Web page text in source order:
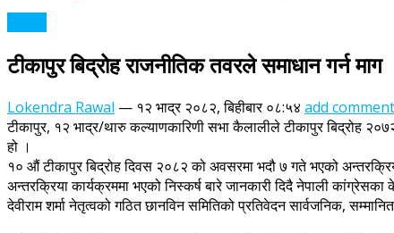
टीकापुर बिद्रोह राजनीतिक तवरले समाधान गर्न माग
Lokendra Rawal — १२ भाद्र २०८२, बिहीबार ०८:५४ add comment
टीकापुर, १२ भाद्र/थारु कल्याणकारिणी सभा कैलालीले टीकापुर बिद्रोह
हो ।
१० औं टीकापुर बिद्रोह दिवस २०८२ को अवसरमा भदौ ७ गते भएको
अन्तरक्रिया कार्यक्रममा भएको निस्कर्ष बारे जानकारी दिदै नेपाली
देवीराम शर्मा नेतृत्वको गठित छानविन समितिको प्रतिवेदन सार्वजनिक,